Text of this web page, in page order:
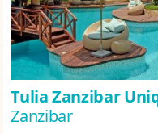
Tulia Zanzibar
Zanzibar